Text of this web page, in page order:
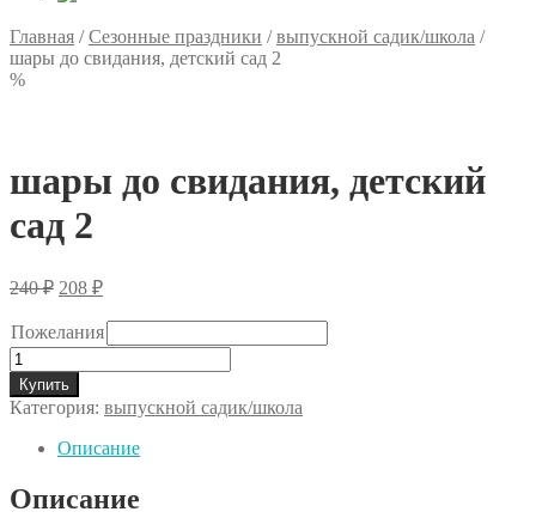
Главная /Сезонные праздники /выпускной садик/школа /
шары до свидания, детский сад 2
%
шары до свидания, детский
сад 2
240₽ Первоначальная
составляла
240 ₽.
208 ₽Текущая
208 ₽.
Пожелания
Количество
товара
шары
до
свидания,
детский
сад
2
Купить
Категория: выпускной садик/школа
Описание
Описание